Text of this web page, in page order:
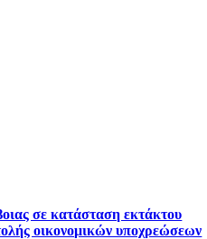
σε κατάσταση εκτάκτου
οικονομικών υποχρεώσεων